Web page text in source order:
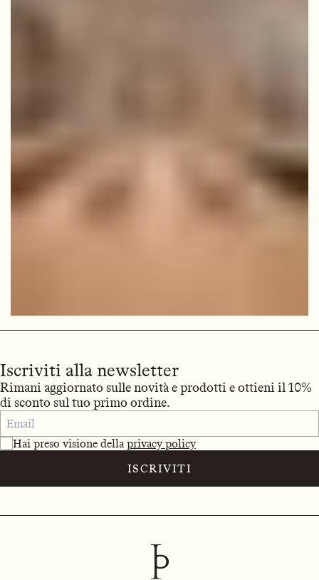
Iscriviti alla newsletter
Rimani aggiornato sulle novità e prodotti e ottieni il 10%
di sconto sul tuo primo ordine.
Hai preso visione dellaprivacy policy
ISCRIVITI